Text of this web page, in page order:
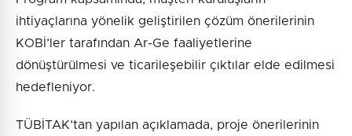
ihtiyaçlarına yönelik geliştirilen çözüm önerilerinin
KOBİ’ler tarafından Ar-Ge faaliyetlerine
dönüştürülmesi ve ticarileşebilir çıktılar elde edilmesi
hedefleniyor.
TÜBİTAK’tan yapılan açıklamada, proje önerilerinin